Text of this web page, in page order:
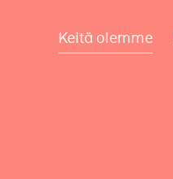
Keitä olemme